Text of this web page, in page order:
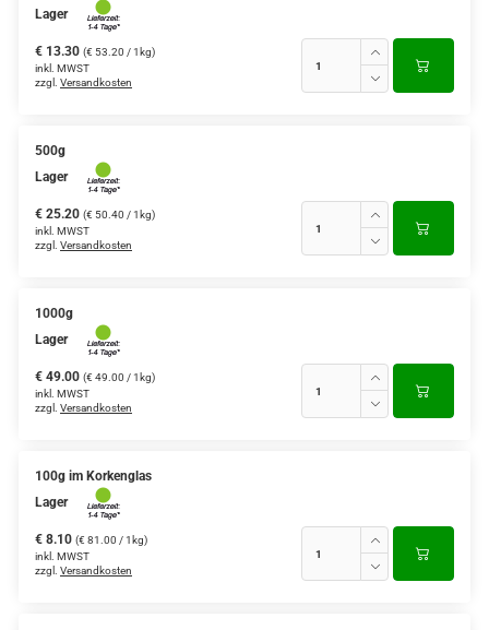
Lager
€ 13.30 (€ 53.20 / 1kg)
inkl. MWST
zzgl. Versandkosten
500g
Lager
€ 25.20 (€ 50.40 / 1kg)
inkl. MWST
zzgl. Versandkosten
1000g
Lager
€ 49.00 (€ 49.00 / 1kg)
inkl. MWST
zzgl. Versandkosten
100g im Korkenglas
Lager
€ 8.10 (€ 81.00 / 1kg)
inkl. MWST
zzgl. Versandkosten